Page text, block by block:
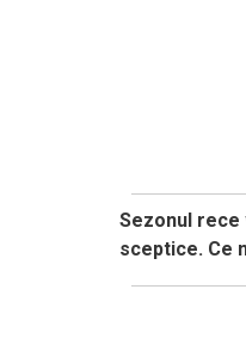
Sezonul rece
sceptice. Ce